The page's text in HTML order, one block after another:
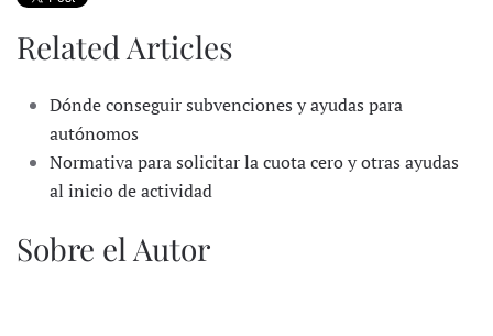
Related Articles
Dónde conseguir subvenciones y ayudas para
autónomos
Normativa para solicitar la cuota cero y otras ayudas
al inicio de actividad
Sobre el Autor